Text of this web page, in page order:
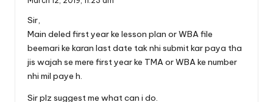
Sir,
Main deled first year ke lesson plan or WBA file
beemari ke karan last date tak nhi submit kar paya tha
jis wajah se mere first year ke TMA or WBA ke number
nhi mil paye h.
Sir plz suggest me what can i do.